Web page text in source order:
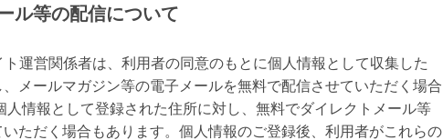
ル等の配信について
運営関係者は、利用者の同意のもとに個人情報として収集した
、メールマガジン等の電子メールを無料で配信させていただく場合
人情報として登録された住所に対し、無料でダイレクトメール等
ただく場合もあります。個人情報のご登録後、利用者がこれらの